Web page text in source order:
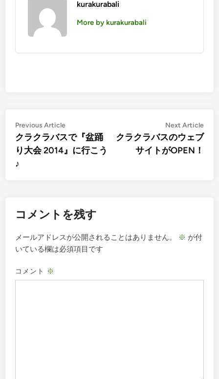
kurakurabali
More by kurakurabali
投
稿
ナ
シ
ョ
ン
Previous ArticlePrevious
article:
クラクラバスで『盆踊
り大会 2014』に行こう
♪
Next Article
クラクラバスのウェブ
サイトがOPEN！
コメントを残す
メールアドレスが公開されることはありません。 ※ が付
いている欄は必須項目です
コメント ※